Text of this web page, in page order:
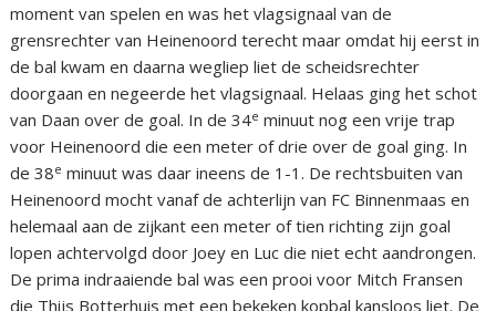
moment van spelen en was het vlagsignaal van de
grensrechter van Heinenoord terecht maar omdat hij eerst in
de bal kwam en daarna wegliep liet de scheidsrechter
doorgaan en negeerde het vlagsignaal. Helaas ging het schot
van Daan over de goal. In de 34e minuut nog een vrije trap
voor Heinenoord die een meter of drie over de goal ging. In
de 38e minuut was daar ineens de 1-1. De rechtsbuiten van
Heinenoord mocht vanaf de achterlijn van FC Binnenmaas en
helemaal aan de zijkant een meter of tien richting zijn goal
lopen achtervolgd door Joey en Luc die niet echt aandrongen.
De prima indraaiende bal was een prooi voor Mitch Fransen
die Thijs Botterhuis met een bekeken kopbal kansloos liet. De